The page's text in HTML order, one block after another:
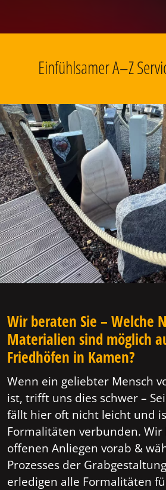
Einfühlsamer A–Z
Wir beraten Sie – Welche
Materialien sind möglich
Friedhöfen in Kamen?
Wenn ein geliebter Mensch
ist, trifft uns dies schwer –
fällt hier oft nicht leicht und
Formalitäten verbunden.
offenen Anliegen vorab &
Prozesses der
erledigen alle Formalitäten